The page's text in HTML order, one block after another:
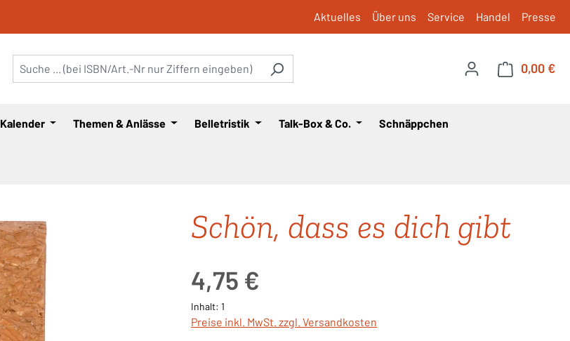
Aktuelles Über uns Service Handel Presse
0,00 €
Kalender Themen & Anlässe Belletristik Talk-Box & Co. Schnäppchen
Schön, dass es dich gibt
4,75 €
Inhalt: 1
Preise inkl. MwSt. zzgl. Versandkosten